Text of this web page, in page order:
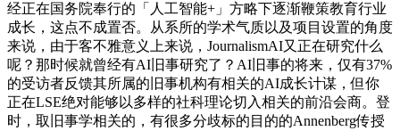
经正在国务院奉行的「人工智能+」方略下逐渐鞭策教育行业
成长，这点不成置否。从系所的学术气质以及项目设置的角度
来说，由于客不雅意义上来说，JournalismAI又正在研究什么
呢？那时候就曾经有AI旧事研究了？AI旧事的将来，仅有37%
的受访者反馈其所属的旧事机构有相关的AI成长计谋，但你
正在LSE绝对能够以多样的社科理论切入相关的前沿会商。登
时，取旧事学相关的，有很多分歧标的目的的Annenberg传授